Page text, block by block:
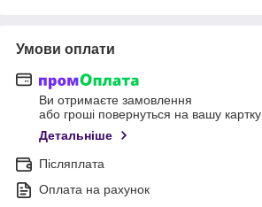
Умови оплати
Ви отримаєте замовлення
або гроші повернуться на вашу картку
Детальніше
Післяплата
Оплата на рахунок